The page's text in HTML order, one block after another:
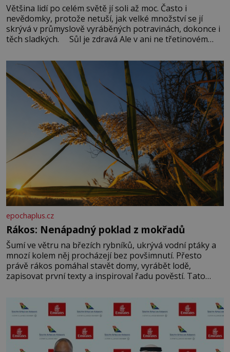
Většina lidí po celém světě jí soli až moc. Často i
nevědomky, protože netuší, jak velké množství se jí
skrývá v průmyslově vyráběných potravinách, dokonce i
těch sladkých. Sůl je zdravá Ale v ani ne třetinovém
základní složky– sodík a chlór – jsou zásadní pro
správné hospodaření
epochaplus.cz
Rákos: Nenápadný poklad z mokřadů
Šumí ve větru na březích rybníků, ukrývá vodní ptáky a
mnozí kolem něj procházejí bez povšimnutí. Přesto
právě rákos pomáhal stavět domy, vyrábět lodě,
zapisovat první texty a inspiroval řadu pověstí. Tato
letního koupání. Stačí se však podívat